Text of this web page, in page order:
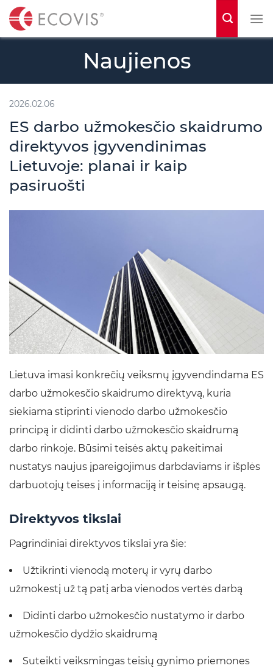
t
Naujienos
2026.02.06
ES darbo užmokesčio skaidrumo
direktyvos įgyvendinimas
Lietuvoje: planai ir kaip
pasiruošti
Lietuva imasi konkrečių veiksmų įgyvendindama ES
darbo užmokesčio skaidrumo direktyvą, kuria
siekiama stiprinti vienodo darbo užmokesčio
principą ir didinti darbo užmokesčio skaidrumą
darbo rinkoje. Būsimi teisės aktų pakeitimai
nustatys naujus įpareigojimus darbdaviams ir išplės
darbuotojų teises į informaciją ir teisinę apsaugą.
Direktyvos tikslai
Pagrindiniai direktyvos tikslai yra šie:
Užtikrinti vienodą moterų ir vyrų darbo
užmokestį už tą patį arba vienodos vertės darbą
Didinti darbo užmokesčio nustatymo ir darbo
užmokesčio dydžio skaidrumą
Suteikti veiksmingas teisių gynimo priemones